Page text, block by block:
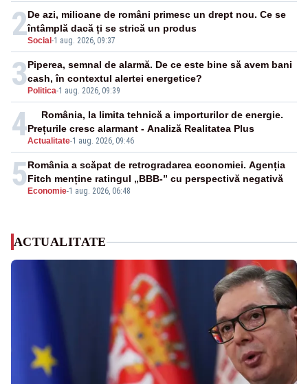
2Social -1 aug. 2026, 09:37
De azi, milioane de români primesc un drept nou. Ce se
întâmplă dacă ți se strică un produs
3 Politica-1 aug. 2026, 09:39
Piperea, semnal de alarmă. De ce este bine să avem bani
cash, în contextul alertei energetice?
4Actualitate-1 aug. 2026, 09:46
România, la limita tehnică a importurilor de energie.
Prețurile cresc alarmant - Analiză Realitatea Plus
5 Economie-1 aug. 2026, 06:48
România a scăpat de retrogradarea economiei. Agenția
Fitch menține ratingul „BBB-” cu perspectivă negativă
ACTUALITATE